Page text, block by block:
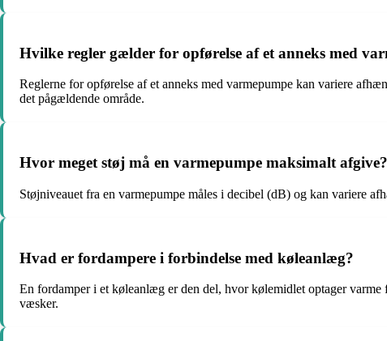
Hvilke regler gælder for opførelse af et anneks med
Reglerne for opførelse af et anneks med varmepumpe kan variere
det pågældende område.
Hvor meget støj må en varmepumpe maksimalt afgive?
Støjniveauet fra en varmepumpe måles i decibel (dB) og kan variere
Hvad er fordampere i forbindelse med køleanlæg?
En fordamper i et køleanlæg er den del, hvor kølemidlet optager
væsker.